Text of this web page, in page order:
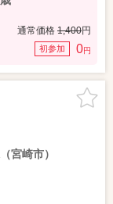
通常価格 1,400円
初参加 0円
宮崎市）